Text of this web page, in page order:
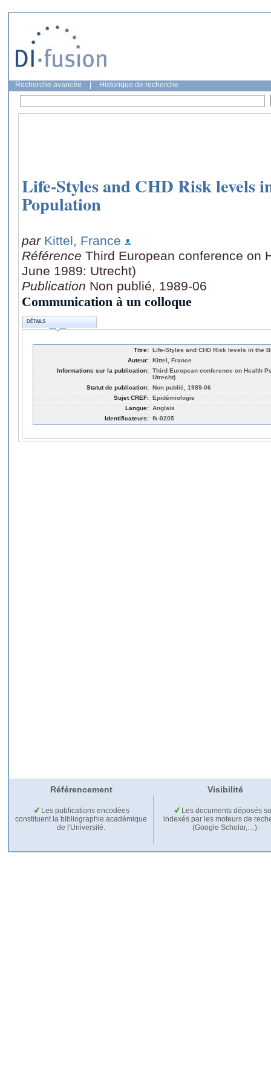
Recherche avancée Historique de recherche
Life-Styles and CHD Risk levels
Population
par Kittel, France
Référence Third European conference on
June 1989: Utrecht)
Publication Non publié, 1989-06
Communication à un colloque
DÉTAILS
Titre: Life-Styles and CHD Risk levels in the
Auteur: Kittel, France
Informations sur la publication: Third European conference on Health
Utrecht)
Statut de publication: Non publié, 1989-06
Sujet CREF: Epidémiologie
Langue: Anglais
Identificateurs: fk-0205
Référencement Visibilité
Les publications encodées
constituent la bibliographie académique
de l'Université.
Les documents déposés
indexés par les moteurs de
(Google Scholar,…).